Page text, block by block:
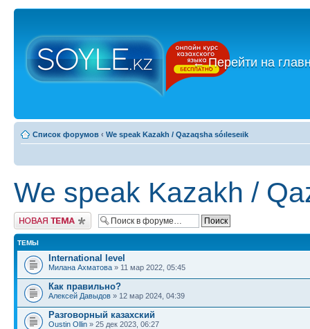
←Перейти на
Список форумов ‹ We speak Kazakh / Qazaqsha sóıleseıik
We speak Kazakh /
Новая тема
ТЕМЫ
International level
Милана Ахматова » 11 мар 2022, 05:45
Как правильно?
Алексей Давыдов » 12 мар 2024, 04:39
Разговорный казахский
Oustin Ollin » 25 дек 2023, 06:27